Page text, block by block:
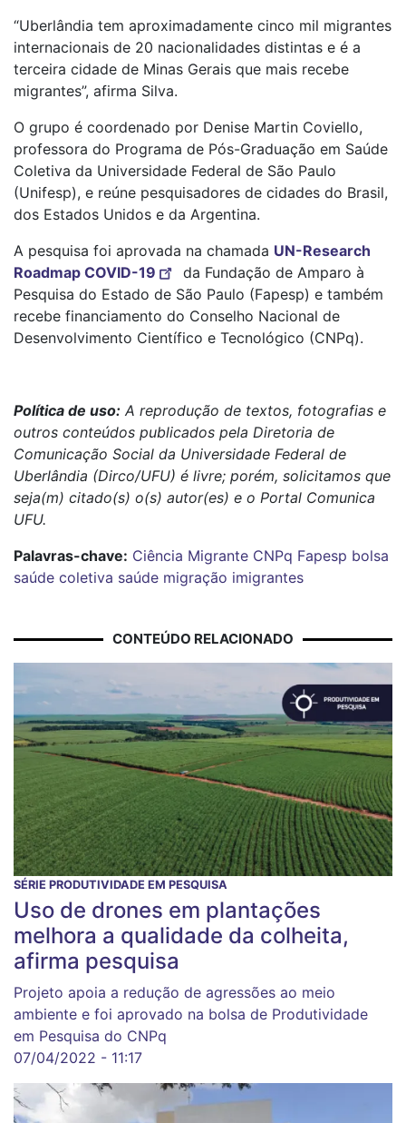
“Uberlândia tem aproximadamente cinco mil migrantes
internacionais de 20 nacionalidades distintas e é a
terceira cidade de Minas Gerais que mais recebe
migrantes”, afirma Silva.
O grupo é coordenado por Denise Martin Coviello,
professora do Programa de Pós-Graduação em Saúde
Coletiva da Universidade Federal de São Paulo
(Unifesp), e reúne pesquisadores de cidades do Brasil,
dos Estados Unidos e da Argentina.
A pesquisa foi aprovada na chamada UN-Research
Roadmap COVID-19
da Fundação de Amparo à
Pesquisa do Estado de São Paulo (Fapesp) e também
recebe financiamento do Conselho Nacional de
Desenvolvimento Científico e Tecnológico (CNPq).
Política de uso: A reprodução de textos, fotografias e
outros conteúdos publicados pela Diretoria de
Comunicação Social da Universidade Federal de
Uberlândia (Dirco/UFU) é livre; porém, solicitamos que
seja(m) citado(s) o(s) autor(es) e o Portal Comunica
UFU.
Palavras-chave: Ciência Migrante CNPq Fapesp bolsa
saúde coletiva saúde migração imigrantes
CONTEÚDO RELACIONADO
SÉRIE PRODUTIVIDADE EM PESQUISA
Uso de drones em plantações
melhora a qualidade da colheita,
afirma pesquisa
Projeto apoia a redução de agressões ao meio
ambiente e foi aprovado na bolsa de Produtividade
em Pesquisa do CNPq
07/04/2022 - 11:17